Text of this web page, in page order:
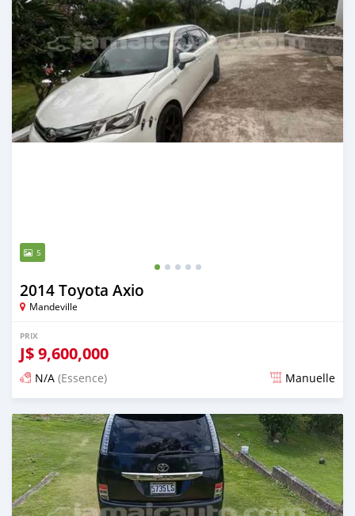
5
2014 Toyota Axio
Mandeville
PRIX
J$9,600,000
N/A (Essence) Manuelle
Publié il y a 3 mois